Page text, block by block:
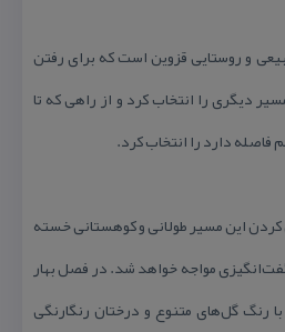
و روستایی قزوین است كه برای رفتن
دیگری را انتخاب كرد و از راهی كه تا
دارد را انتخاب كرد.
این مسیر طولانی و كوهستانی خسته
مواجه خواهد شد. در فصل بهار
رنگ گل‌های متنوع و درختان رنگارنگی